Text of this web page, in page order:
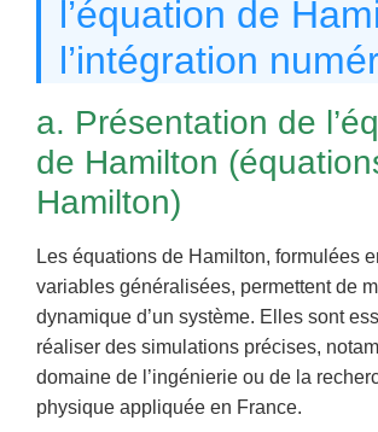
l’équation de
l’intégration
a. Présentation de
de Hamilton
Hamilton)
Les équations de Hamilton, formulées
variables généralisées, permettent de
dynamique d’un système. Elles sont
réaliser des simulations précises,
domaine de l’ingénierie ou de la
physique appliquée en France.